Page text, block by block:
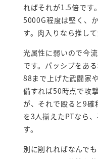
ればそれが1.5倍です
5000G程度は堅く、
す。肉入りなら推し
光属性に弱いので今
です。パッシブをあ
88まで上げた武闘家
備すれば50時点で攻
が、それで殴ると9確
を3人揃えたPTなら
す。
別に削れればなんで